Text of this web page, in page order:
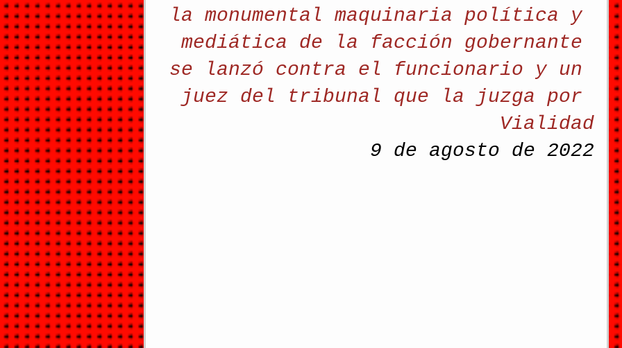
la monumental maquinaria política y
mediática de la facción gobernante
se lanzó contra el funcionario y un
juez del tribunal que la juzga por
Vialidad
9 de agosto de 2022